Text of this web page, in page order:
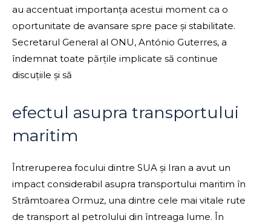
au accentuat importanța acestui moment ca o
oportunitate de avansare spre pace și stabilitate.
Secretarul General al ONU, António Guterres, a
îndemnat toate părțile implicate să continue
discuțiile și să
efectul asupra transportului
maritim
Întreruperea focului dintre SUA și Iran a avut un
impact considerabil asupra transportului maritim în
Strâmtoarea Ormuz, una dintre cele mai vitale rute
de transport al petrolului din întreaga lume. În